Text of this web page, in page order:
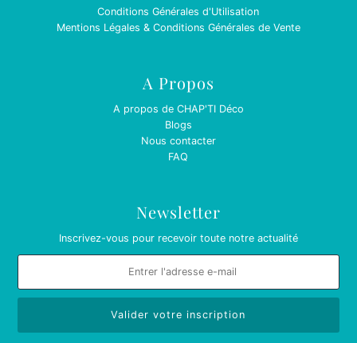
Conditions Générales d'Utilisation
Mentions Légales & Conditions Générales de Vente
A Propos
A propos de CHAP'TI Déco
Blogs
Nous contacter
FAQ
Newsletter
Inscrivez-vous pour recevoir toute notre actualité